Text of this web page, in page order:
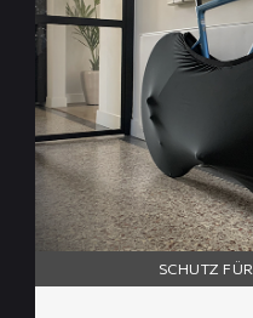
Fahrrad-
Socke
SCHUTZ FÜR